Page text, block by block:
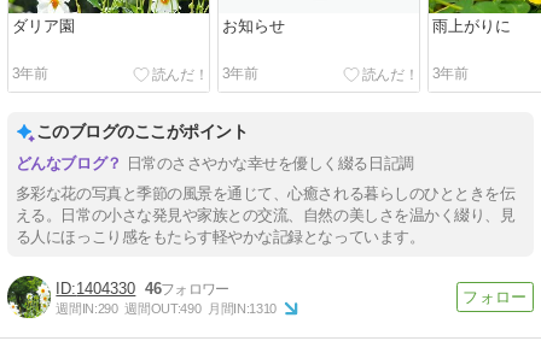
ダリア園
3年前
お知らせ
3年前
雨上がりに
3年前
このブログのここがポイント
日常のささやかな幸せを優しく綴る日記調
多彩な花の写真と季節の風景を通じて、心癒される暮らしのひとときを伝
える。日常の小さな発見や家族との交流、自然の美しさを温かく綴り、見
る人にほっこり感をもたらす軽やかな記録となっています。
1404330 46
週間IN:290 週間OUT:490 月間IN:1310